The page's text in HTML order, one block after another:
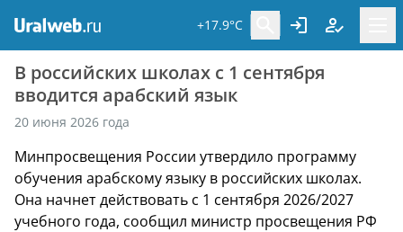
+17.9°C
В российских школах с 1 сентября
вводится арабский язык
20 июня 2026 года
Минпросвещения России утвердило программу
обучения арабскому языку в российских школах.
Она начнет действовать с 1 сентября 2026/2027
учебного года, сообщил министр просвещения РФ